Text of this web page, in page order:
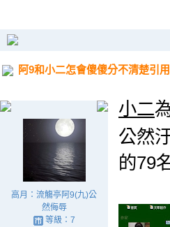
阿9和小二怎會傻傻分不清楚引
高月：流觴亭阿9(九)公
然侮辱
等級：7
小二
公然
的79